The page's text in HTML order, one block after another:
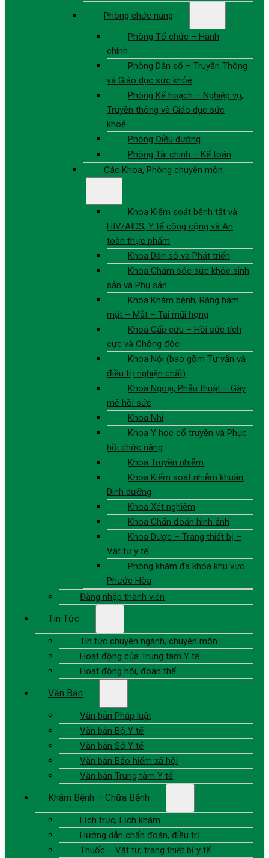
Phòng chức năng
Phòng Tổ chức – Hành
chính
Phòng Dân số – Truyền Thông
và Giáo dục sức khỏe
Phòng Kế hoạch – Nghiệp vụ,
Truyền thông và Giáo dục sức
khoẻ
Phòng Điều dưỡng
Phòng Tài chính – Kế toán
Các Khoa, Phòng chuyên môn
Khoa Kiểm soát bệnh tật và
HIV/AIDS, Y tế công cộng và An
toàn thực phẩm
Khoa Dân số và Phát triển
Khoa Chăm sóc sức khỏe sinh
sản và Phụ sản
Khoa Khám bệnh, Răng hàm
mặt – Mắt – Tai mũi họng
Khoa Cấp cứu – Hồi sức tích
cực và Chống độc
Khoa Nội (bao gồm Tư vấn và
điều trị nghiện chất)
Khoa Ngoại, Phẫu thuật – Gây
mê hồi sức
Khoa Nhi
Khoa Y học cổ truyền và Phục
hồi chức năng
Khoa Truyền nhiễm
Khoa Kiểm soát nhiễm khuẩn,
Dinh dưỡng
Khoa Xét nghiệm
Khoa Chẩn đoán hình ảnh
Khoa Dược – Trang thiết bị –
Vật tư y tế
Phòng khám đa khoa khu vực
Phước Hòa
Đăng nhập thành viên
Tin Tức
Tin tức chuyên ngành, chuyên môn
Hoạt động của Trung tâm Y tế
Hoạt động hội, đoàn thể
Văn Bản
Văn bản Pháp luật
Văn bản Bộ Y tế
Văn bản Sở Y tế
Văn bản Bảo hiểm xã hội
Văn bản Trung tâm Y tế
Khám Bệnh – Chữa Bệnh
Lịch trực, Lịch khám
Hướng dẫn chẩn đoán, điều trị
Thuốc – Vật tư, trang thiết bị y tế